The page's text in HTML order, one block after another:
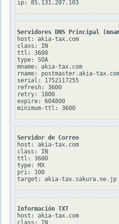
Servidores DNS Principal
host: akia-tax.com
class: IN
ttl: 3600
type: SOA
mname: akia-tax.com
rname: postmaster.akia-
serial: 1752117255
refresh: 3600
retry: 1800
expire: 604800
Servidor de Correo
host: akia-tax.com
class: IN
ttl: 3600
type: MX
pri: 100
Información TXT
host: akia-tax.com